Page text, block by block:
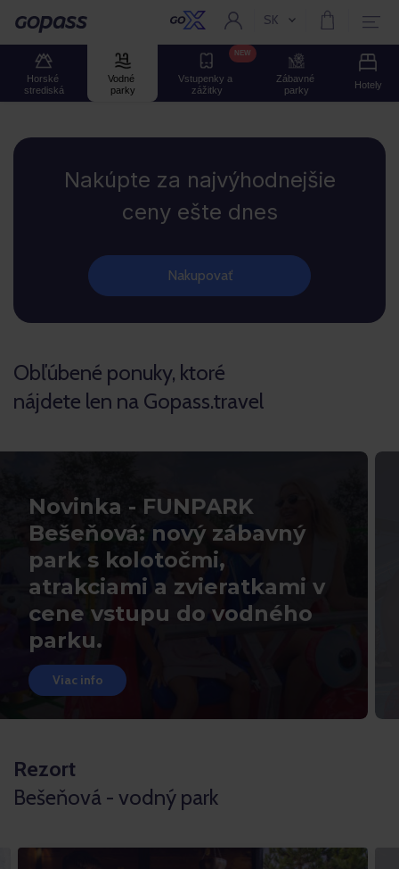
Gopass Aktuální jazyk:
SK
Horské
strediská
Vodné
parky
Vstupenky a
zážitky
NEW
Zábavné
parky
Hotely
Nakúpte za najvýhodnejšie
ceny ešte dnes
Nakupovať
Obľúbené ponuky, ktoré
nájdete len na Gopass.travel
Novinka - FUNPARK
Bešeňová: nový zábavný
park s kolotočmi,
atrakciami a zvieratkami v
cene vstupu do vodného
parku.
Viac info
Rezort
Bešeňová - vodný park